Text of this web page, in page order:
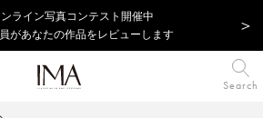
ライン写真コンテスト開催中
があなたの作品をレビューします
Search